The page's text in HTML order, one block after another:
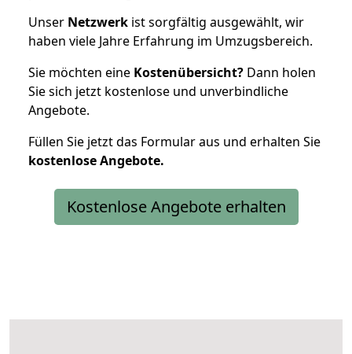
Unser Netzwerk ist sorgfältig ausgewählt, wir
haben viele Jahre Erfahrung im Umzugsbereich.
Sie möchten eine Kostenübersicht? Dann holen
Sie sich jetzt kostenlose und unverbindliche
Angebote.
Füllen Sie jetzt das Formular aus und erhalten Sie
kostenloseAngebote.
Kostenlose Angebote erhalten